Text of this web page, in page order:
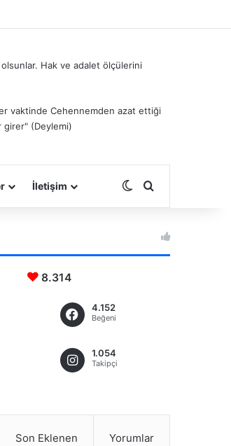
Hak ve adalet ölçülerini
vaktinde Cehennemden azat ettiği
girer" (Deylemi)
İletişim Dış görünümü
8.314
4.152
Beğeni
1.054
Takipçi
Son Eklenen Yorumlar